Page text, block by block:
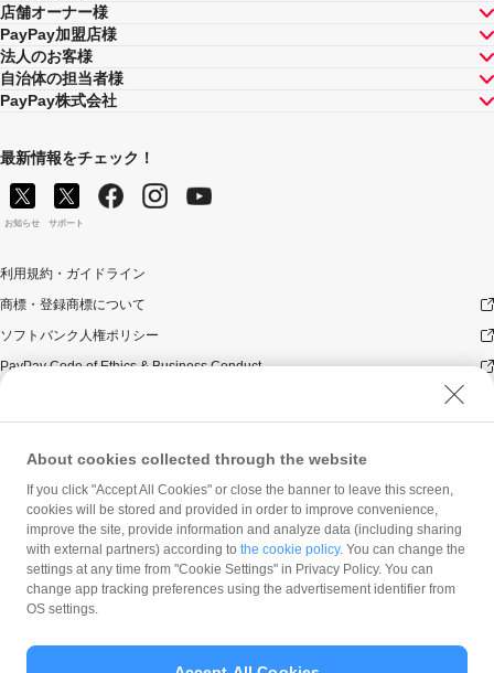
店舗オーナー様
PayPay加盟店様
法人のお客様
自治体の担当者様
PayPay株式会社
最新情報をチェック！
お知らせ サポート
利用規約・ガイドライン
商標・登録商標について
ソフトバンク人権ポリシー
PayPay Code of Ethics & Business Conduct
ユーザーセキュリティについて
ウェブサイト利用規約
反社会的勢力に対する方針
勧誘方針
マネロン等基本方針
カスタマーハラスメントに関する当社の考え方
About cookies collected through the website
If you click "Accept All Cookies" or close the banner to leave this screen,
cookies will be stored and provided in order to improve convenience,
improve the site, provide information and analyze data (including sharing
with external partners) according to the cookie policy. You can change the
settings at any time from "Cookie Settings" in Privacy Policy. You can
change app tracking preferences using the advertisement identifier from
OS settings.